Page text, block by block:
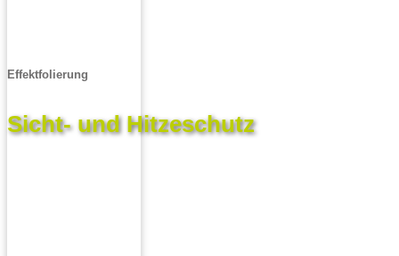
Effektfolierung
Sicht- und Hitzeschutz